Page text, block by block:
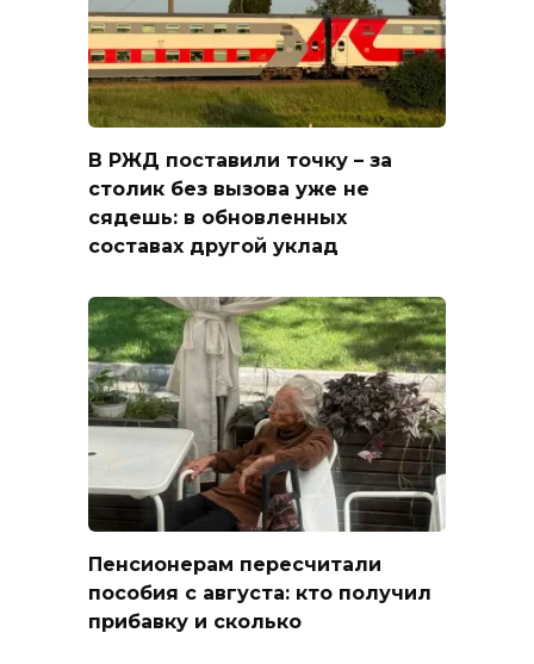
В РЖД поставили точку – за
столик без вызова уже не
сядешь: в обновленных
составах другой уклад
Пенсионерам пересчитали
пособия с августа: кто получил
прибавку и сколько